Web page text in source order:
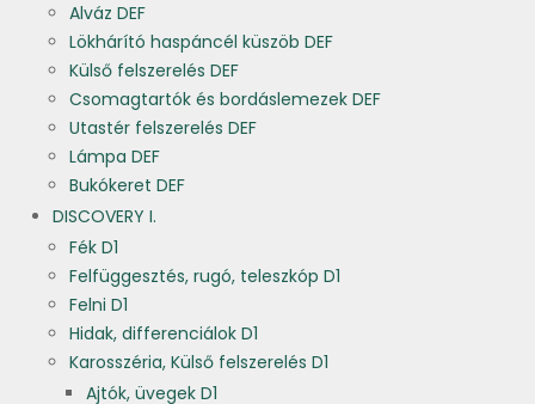
Alváz DEF
Lökhárító haspáncél küszöb DEF
Külső felszerelés DEF
Csomagtartók és bordáslemezek DEF
Utastér felszerelés DEF
Lámpa DEF
Bukókeret DEF
DISCOVERY I.
Fék D1
Felfüggesztés, rugó, teleszkóp D1
Felni D1
Hidak, differenciálok D1
Karosszéria, Külső felszerelés D1
Ajtók, üvegek D1